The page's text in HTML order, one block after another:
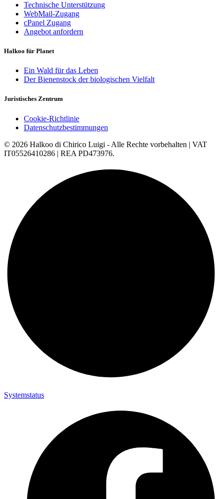
Technische Unterstützung
WebMail-Zugang
cPanel Zugang
Angebot anfordern
Halkoo für Planet
Ein Wald für das Leben
Der Bienenstock der biologischen Vielfalt
Juristisches Zentrum
Cookie-Richtlinie
Datenschutzbestimmungen
© 2026 Halkoo di Chirico Luigi - Alle Rechte vorbehalten | VAT
IT05526410286 | REA PD473976.
Systemstatus